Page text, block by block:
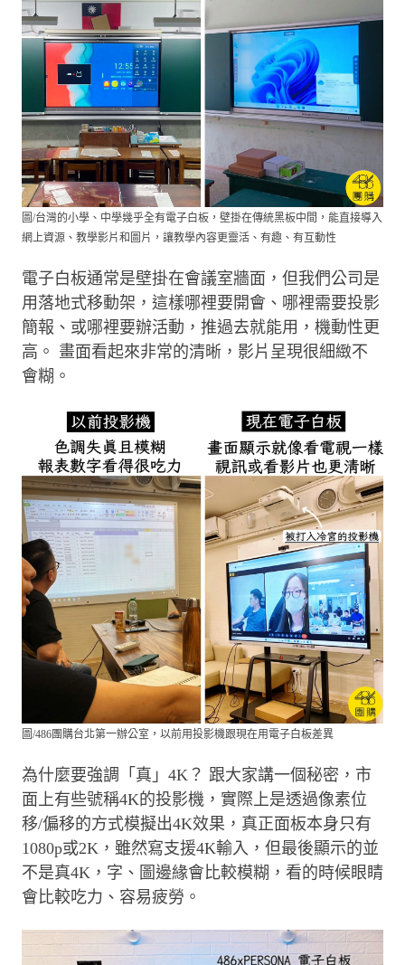
圖/台灣的小學、中學幾乎全有電子白板，壁掛在傳統黑板中間，能直接導入
網上資源、教學影片和圖片，讓教學內容更靈活、有趣、有互動性
電子白板通常是壁掛在會議室牆面，但我們公司是
用落地式移動架，這樣哪裡要開會、哪裡需要投影
簡報、或哪裡要辦活動，推過去就能用，機動性更
高。 畫面看起來非常的清晰，影片呈現很細緻不
會糊。
圖/486團購台北第一辦公室，以前用投影機跟現在用電子白板差異
為什麼要強調「真」4K？ 跟大家講一個秘密，市
面上有些號稱4K的投影機，實際上是透過像素位
移/偏移的方式模擬出4K效果，真正面板本身只有
1080p或2K，雖然寫支援4K輸入，但最後顯示的並
不是真4K，字、圖邊緣會比較模糊，看的時候眼睛
會比較吃力、容易疲勞。